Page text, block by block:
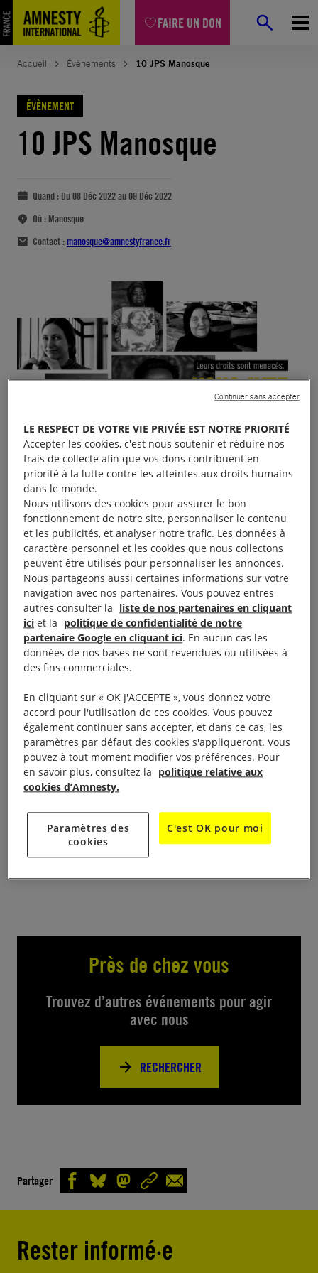
FAIRE UN DON
Accueil Évènements 10 JPS Manosque
ÉVÈNEMENT
10 JPS Manosque
Quand : Du 08 Déc 2022 au 09 Déc 2022
Où : Manosque
Contact :manosque@amnestyfrance.fr
10 jours pour signer !
Nous vous attendons nombreux dans le cadre de la
pour échanger autours de nos actions, de signer les
pétitions et réaliser des actions de solidarité : 10
jours de mobilisation pour 10 personnes privées de
leurs droits fondamentaux .
samedi 10 décembre de 9h à 18h
Lieu : à la Médiathèque d’Herbès 5 rue du Mont
d’or ,Manosque
Près de chez vous
Trouvez d’autres événements pour agir
avec nous
RECHERCHER
Partager
Rester informé·e
LE RESPECT DE VOTRE VIE PRIVÉE EST NOTRE PRIORITÉ
Accepter les cookies, c'est nous soutenir et réduire nos
frais de collecte afin que vos dons contribuent en
priorité à la lutte contre les atteintes aux droits humains
dans le monde.
Nous utilisons des cookies pour assurer le bon
fonctionnement de notre site, personnaliser le contenu
et les publicités, et analyser notre trafic. Les données à
caractère personnel et les cookies que nous collectons
peuvent être utilisés pour personnaliser les annonces.
Nous partageons aussi certaines informations sur votre
navigation avec nos partenaires. Vous pouvez entres
autres consulter la liste de nos partenaires en cliquant
ici et la politique de confidentialité de notre
partenaire Google en cliquant ici. En aucun cas les
données de nos bases ne sont revendues ou utilisées à
des fins commerciales.
En cliquant sur « OK J'ACCEPTE », vous donnez votre
accord pour l'utilisation de ces cookies. Vous pouvez
également continuer sans accepter, et dans ce cas, les
paramètres par défaut des cookies s'appliqueront. Vous
pouvez à tout moment modifier vos préférences. Pour
en savoir plus, consultez la politique relative aux
cookies d’Amnesty.
Paramètres des
cookies
C'est OK pour moi
Continuer sans accepter